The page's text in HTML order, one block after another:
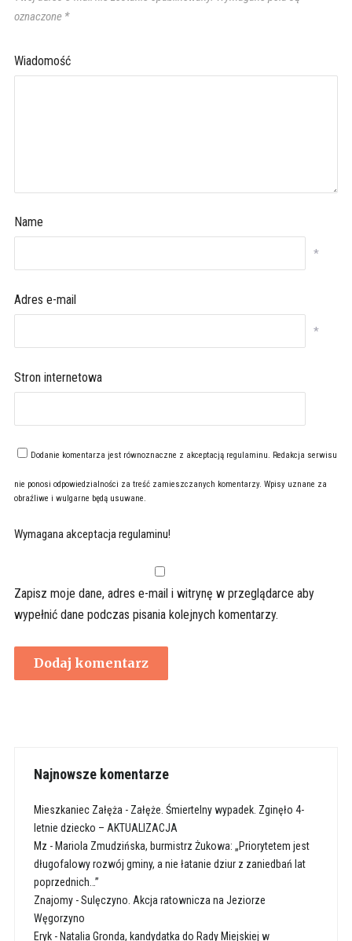
oznaczone *
Wiadomość
Name
*
Adres e-mail
*
Stron internetowa
Dodanie komentarza jest równoznaczne z akceptacją regulaminu. Redakcja serwisu
nie ponosi odpowiedzialności za treść zamieszczanych komentarzy. Wpisy uznane za
obraźliwe i wulgarne będą usuwane.
Wymagana akceptacja regulaminu!
Zapisz moje dane, adres e-mail i witrynę w przeglądarce aby
wypełnić dane podczas pisania kolejnych komentarzy.
Najnowsze komentarze
Mieszkaniec Załęża - Załęże. Śmiertelny wypadek. Zginęło 4-
letnie dziecko – AKTUALIZACJA
Mz - Mariola Zmudzińska, burmistrz Żukowa: „Priorytetem jest
długofalowy rozwój gminy, a nie łatanie dziur z zaniedbań lat
poprzednich…”
Znajomy-Sulęczyno. Akcja ratownicza na Jeziorze
Węgorzyno
Eryk- Natalia Gronda, kandydatka do Rady Miejskiej w